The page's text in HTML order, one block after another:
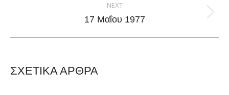
NEXT
Next
17 Μαΐου 1977
ΣΧΕΤΙΚΑ ΑΡΘΡΑ